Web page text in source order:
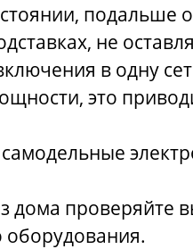
подальше
не
в одну
это
дома проверяйте
оборудования.